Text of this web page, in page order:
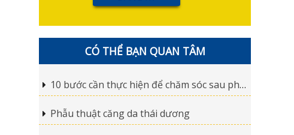
CÓ THỂ BẠN QUAN TÂM
10 bước cần thực hiện để chăm sóc sau phẫu thuật hàm hô
Phẫu thuật căng da thái dương